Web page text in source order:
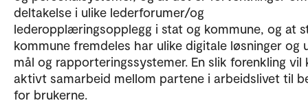
deltakelse i ulike lederforumer/og
lederopplæringsopplegg i stat og kommune, og at
kommune fremdeles har ulike digitale løsninger og
mål og rapporteringssystemer. En slik forenkling vil
aktivt samarbeid mellom partene i arbeidslivet til
for brukerne.